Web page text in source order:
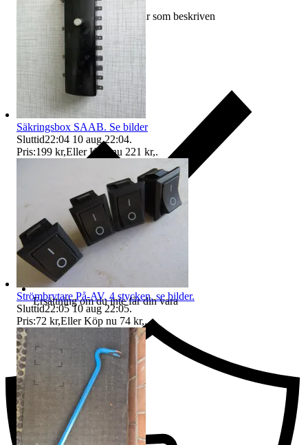
Ersättning om varan inte är som beskriven
Ersättning om du inte får din vara
Säkringsbox SAAB. Se bilder
Sluttid22:04 10 aug 22:04.
Pris:199 kr,Eller Köp nu 221 kr,.
Strömbrytare På-AV, 4 stycken. se bilder.
Sluttid22:05 10 aug 22:05.
Pris:72 kr,Eller Köp nu 74 kr,.